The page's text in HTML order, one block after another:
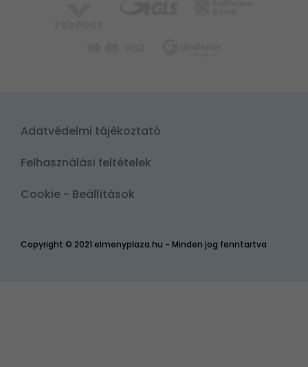
Copyright © 2021 elmenyplaza.hu - Minden jog fenntartva
Adatvédelmi tájékoztató
Felhasználási feltételek
Cookie - Beállítások